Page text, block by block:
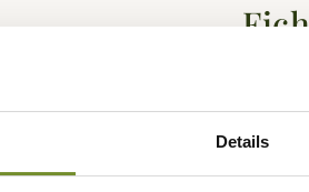
Details
discrétion protection contre le
paume des mains vous
chasse.
dextérité. En outre, le
Matière